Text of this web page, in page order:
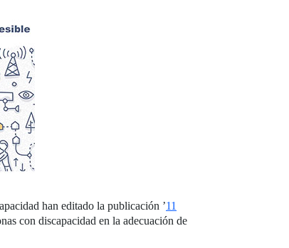
han editado la publicación ’11
con discapacidad en la adecuación de